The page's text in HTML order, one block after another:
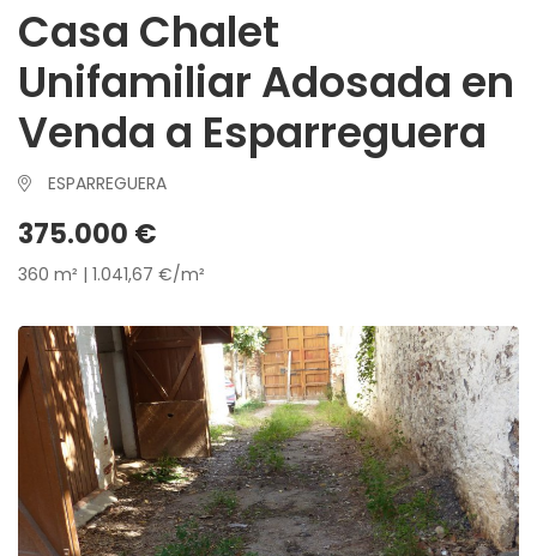
Casa Chalet
Unifamiliar Adosada en
Venda a Esparreguera
ESPARREGUERA
375.000 €
360 m² | 1.041,67 €/m²